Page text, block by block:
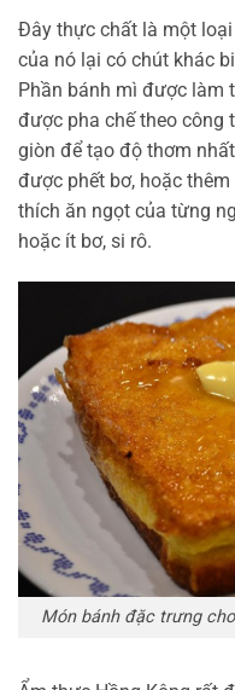
Đây thực chất là một
của nó lại có chút khác
Phần bánh mì được làm
được pha chế theo công
giòn để tạo độ thơm
được phết bơ, hoặc
thích ăn ngọt của từng
hoặc ít bơ, si rô.
Món bánh đặc trưng